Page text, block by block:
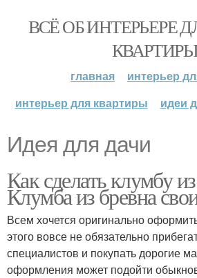
ВСЁ ОБ ИНТЕРЬЕРЕ
главная
интерьер
интерьер для квартиры
идеи
Идея для дачи
Как сделать клумбу
Клумба из бревна
Всем хочется оригинально
этого вовсе не обязательно
специалистов и покупать дорогие
оформления может подойти